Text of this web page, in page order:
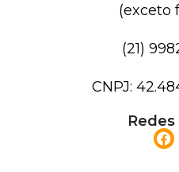
(exceto
(21)
CNPJ:
Redes